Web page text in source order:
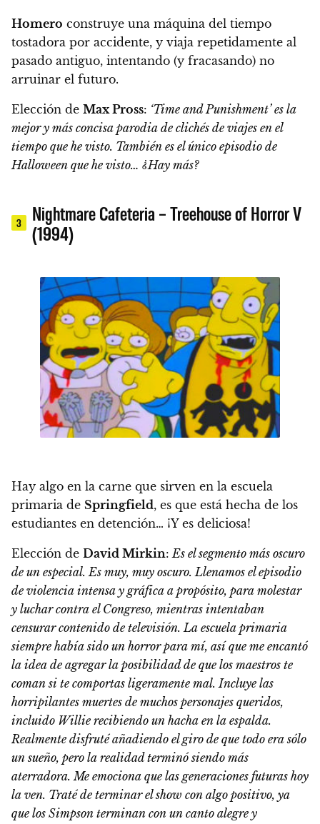
Homero construye una máquina del tiempo
tostadora por accidente, y viaja repetidamente al
pasado antiguo, intentando (y fracasando) no
arruinar el futuro.
Elección de Max Pross: ‘Time and Punishment’ es la
mejor y más concisa parodia de clichés de viajes en el
tiempo que he visto. También es el único episodio de
Halloween que he visto… ¿Hay más?
3
Nightmare Cafeteria – Treehouse of Horror V
(1994)
Hay algo en la carne que sirven en la escuela
primaria de Springfield, es que está hecha de los
estudiantes en detención… ¡Y es deliciosa!
Elección de David Mirkin: Es el segmento más oscuro
de un especial. Es muy, muy oscuro. Llenamos el episodio
de violencia intensa y gráfica a propósito, para molestar
y luchar contra el Congreso, mientras intentaban
censurar contenido de televisión. La escuela primaria
siempre había sido un horror para mí, así que me encantó
la idea de agregar la posibilidad de que los maestros te
coman si te comportas ligeramente mal. Incluye las
horripilantes muertes de muchos personajes queridos,
incluido Willie recibiendo un hacha en la espalda.
Realmente disfruté añadiendo el giro de que todo era sólo
un sueño, pero la realidad terminó siendo más
aterradora. Me emociona que las generaciones futuras hoy
la ven. Traté de terminar el show con algo positivo, ya
que los Simpson terminan con un canto alegre y